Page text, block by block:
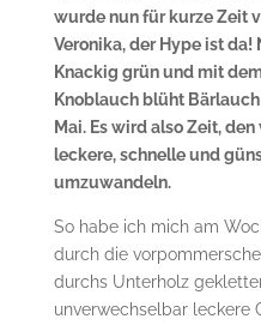
wurde nun für kurze Zeit
Veronika, der Hype ist
Knackig grün und mit
Knoblauch blüht
Mai. Es wird also Zeit,
leckere, schnelle und
umzuwandeln.
So habe ich mich am
durch die
durchs Unterholz
unverwechselbar leckere